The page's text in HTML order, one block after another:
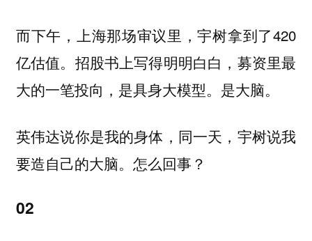
而下午，上海那场审议里，宇树拿到了420
亿估值。招股书上写得明明白白，募资里最
大的一笔投向，是具身大模型。是大脑。
英伟达说你是我的身体，同一天，宇树说我
要造自己的大脑。怎么回事？
02